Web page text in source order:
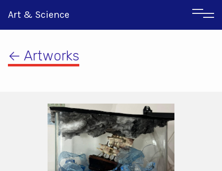
Art & Science
Ιταλικα
← Artworks